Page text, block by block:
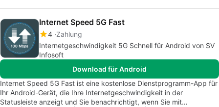
Internet Speed 5G Fast
4 Zahlung
Internetgeschwindigkeit 5G Schnell für Android von SV
Infosoft
Download für Android
Internet Speed 5G Fast ist eine kostenlose Dienstprogramm-App für
Ihr Android-Gerät, die Ihre Internetgeschwindigkeit in der
Statusleiste anzeigt und Sie benachrichtigt, wenn Sie mit…